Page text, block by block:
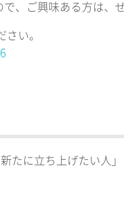
、ご興味ある方は、
い。
たに立ち上げたい人